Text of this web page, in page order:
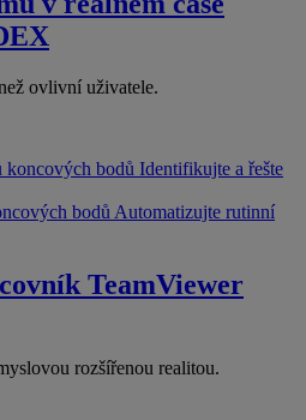
ovlivní uživatele.
koncových bodů Identifikujte a řešte
bodů Automatizujte rutinní
TeamViewer
rozšířenou realitou.